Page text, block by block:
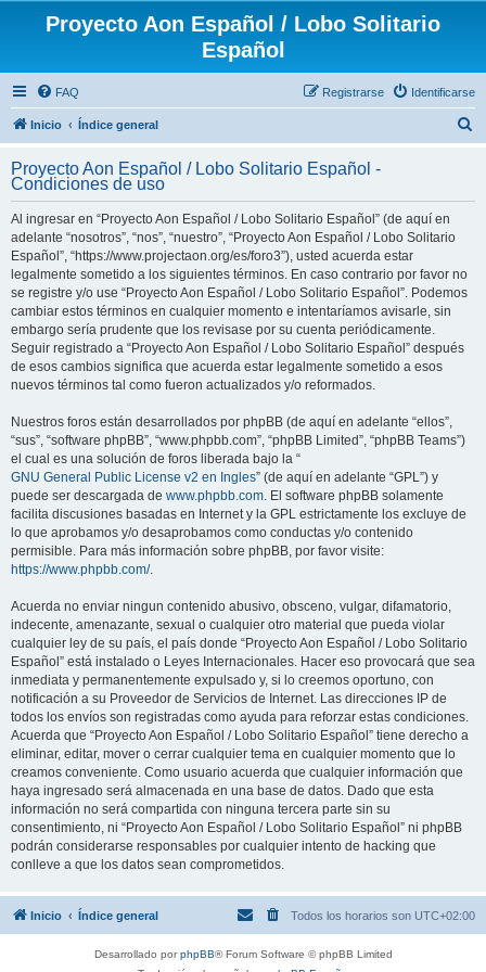
Proyecto Aon Español / Lobo Solitario
Español
FAQ Identificarse
Registrarse
Inicio Índice general
c
Proyecto Aon Español / Lobo Solitario Español -
Condiciones de uso
Al ingresar en “Proyecto Aon Español / Lobo Solitario Español” (de aquí en
adelante “nosotros”, “nos”, “nuestro”, “Proyecto Aon Español / Lobo Solitario
Español”, “https://www.projectaon.org/es/foro3”), usted acuerda estar
legalmente sometido a los siguientes términos. En caso contrario por favor no
se registre y/o use “Proyecto Aon Español / Lobo Solitario Español”. Podemos
cambiar estos términos en cualquier momento e intentaríamos avisarle, sin
embargo sería prudente que los revisase por su cuenta periódicamente.
Seguir registrado a “Proyecto Aon Español / Lobo Solitario Español” después
de esos cambios significa que acuerda estar legalmente sometido a esos
nuevos términos tal como fueron actualizados y/o reformados.
Nuestros foros están desarrollados por phpBB (de aquí en adelante “ellos”,
“sus”, “software phpBB”, “www.phpbb.com”, “phpBB Limited”, “phpBB Teams”)
el cual es una solución de foros liberada bajo la “
GNU General Public License v2 en Ingles” (de aquí en adelante “GPL”) y
puede ser descargada de www.phpbb.com. El software phpBB solamente
facilita discusiones basadas en Internet y la GPL estrictamente los excluye de
lo que aprobamos y/o desaprobamos como conductas y/o contenido
permisible. Para más información sobre phpBB, por favor visite:
https://www.phpbb.com/.
Acuerda no enviar ningun contenido abusivo, obsceno, vulgar, difamatorio,
indecente, amenazante, sexual o cualquier otro material que pueda violar
cualquier ley de su país, el país donde “Proyecto Aon Español / Lobo Solitario
Español” está instalado o Leyes Internacionales. Hacer eso provocará que sea
inmediata y permanentemente expulsado y, si lo creemos oportuno, con
notificación a su Proveedor de Servicios de Internet. Las direcciones IP de
todos los envíos son registradas como ayuda para reforzar estas condiciones.
Acuerda que “Proyecto Aon Español / Lobo Solitario Español” tiene derecho a
eliminar, editar, mover o cerrar cualquier tema en cualquier momento que lo
creamos conveniente. Como usuario acuerda que cualquier información que
haya ingresado será almacenada en una base de datos. Dado que esta
información no será compartida con ninguna tercera parte sin su
consentimiento, ni “Proyecto Aon Español / Lobo Solitario Español” ni phpBB
podrán considerarse responsables por cualquier intento de hacking que
conlleve a que los datos sean comprometidos.
Inicio Índice general Todos los horarios son UTC+02:00
Desarrollado porphpBB® Forum Software © phpBB Limited